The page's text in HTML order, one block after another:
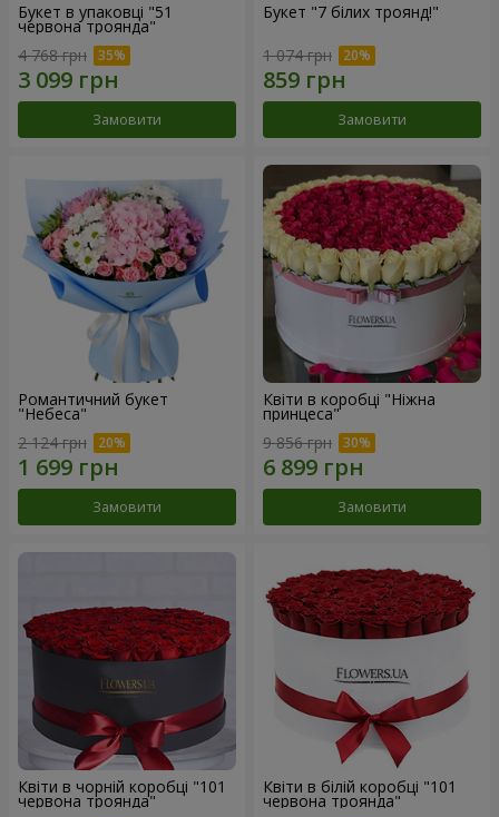
Букет в упаковці "51
червона троянда"
4 768 грн
Замовити
Букет "7 білих троянд!"
1 074 грн
Замовити
Романтичний букет
"Небеса"
2 124 грн
Замовити
Квіти в коробці "Ніжна
принцеса"
9 856 грн
Замовити
Квіти в чорній коробці "101
червона троянда"
Квіти в білій коробці "101
червона троянда"